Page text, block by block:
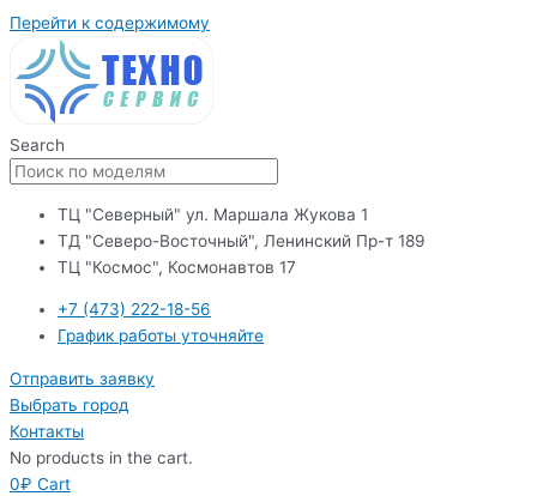
Перейти к содержимому
Search
ТЦ "Северный" ул. Маршала Жукова 1
ТД "Северо-Восточный", Ленинский Пр-т 189
ТЦ "Космос", Космонавтов 17
+7 (473) 222-18-56
График работы уточняйте
Отправить заявку
Выбрать город
Контакты
No products in the cart.
0₽ Cart